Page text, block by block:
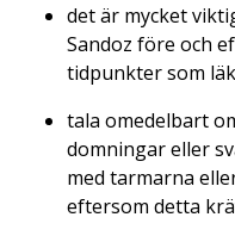
det är mycket
Sandoz före och
tidpunkter som
tala omedelbart
domningar eller
med tarmarna
eftersom detta